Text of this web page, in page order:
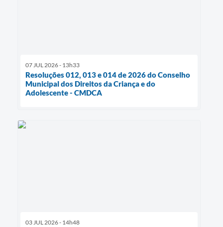
07 JUL 2026 - 13h33
Resoluções 012, 013 e 014 de 2026 do Conselho
Municipal dos Direitos da Criança e do
Adolescente - CMDCA
03 JUL 2026 - 14h48